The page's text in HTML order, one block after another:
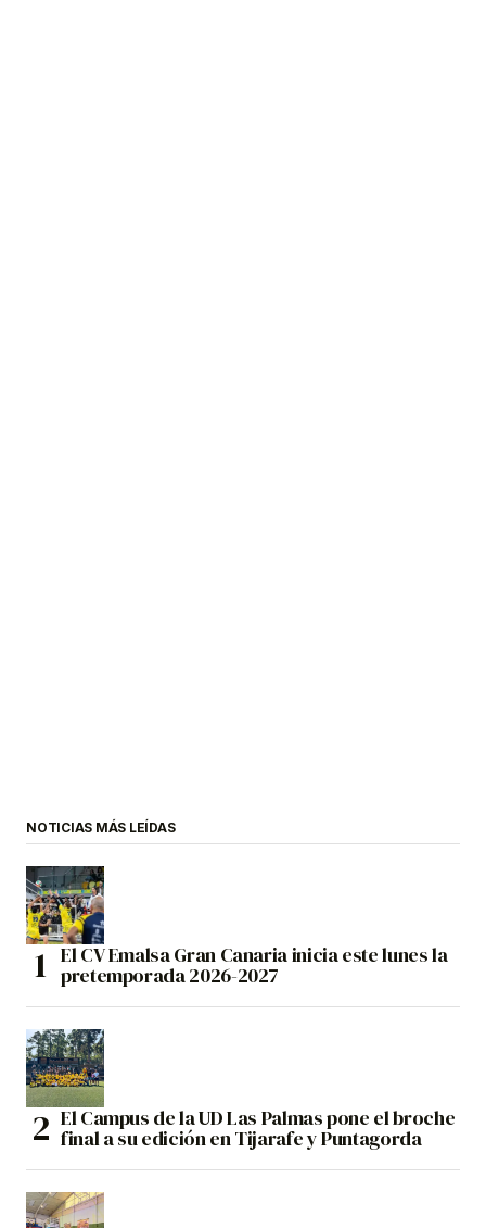
NOTICIAS MÁS LEÍDAS
El CV Emalsa Gran Canaria inicia este lunes la
pretemporada 2026-2027
El Campus de la UD Las Palmas pone el broche
final a su edición en Tijarafe y Puntagorda